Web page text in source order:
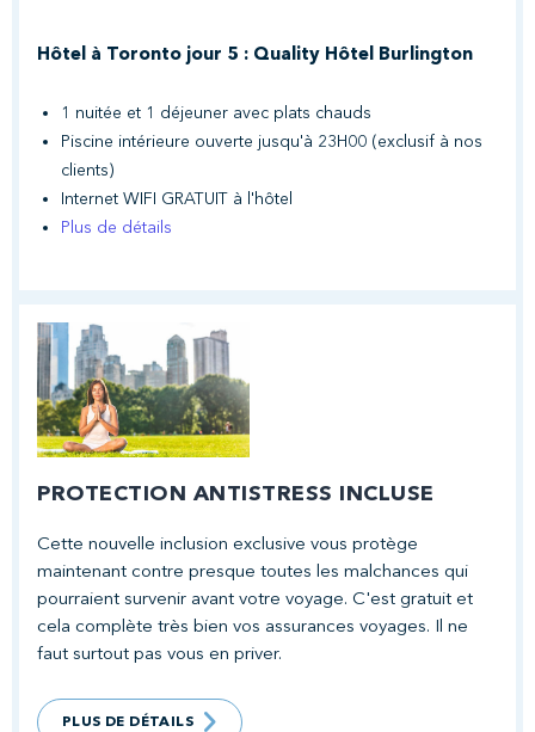
Hôtel à Toronto jour 5 : Quality Hôtel Burlington
1 nuitée et 1 déjeuner avec plats chauds
Piscine intérieure ouverte jusqu'à 23H00 (exclusif à nos
clients)
Internet WIFI GRATUIT à l'hôtel
Plus de détails
PROTECTION ANTISTRESS INCLUSE
Cette nouvelle inclusion exclusive vous protège
maintenant contre presque toutes les malchances qui
pourraient survenir avant votre voyage. C'est gratuit et
cela complète très bien vos assurances voyages. Il ne
faut surtout pas vous en priver.
PLUS DE DÉTAILS